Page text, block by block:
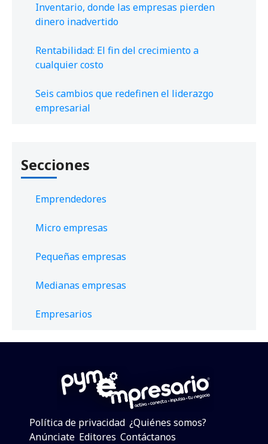
Inventario, donde las empresas pierden
dinero inadvertido
Rentabilidad: El fin del crecimiento a
cualquier costo
Seis cambios que redefinen el liderazgo
empresarial
Secciones
Emprendedores
Micro empresas
Pequeñas empresas
Medianas empresas
Empresarios
Política de privacidad ¿Quiénes somos?
Anúnciate Editores Contáctanos